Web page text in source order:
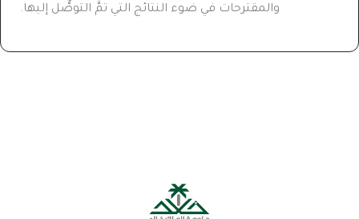
والمقترحات في ضوء النتائج التي تمَّ التوصُّل إليها.